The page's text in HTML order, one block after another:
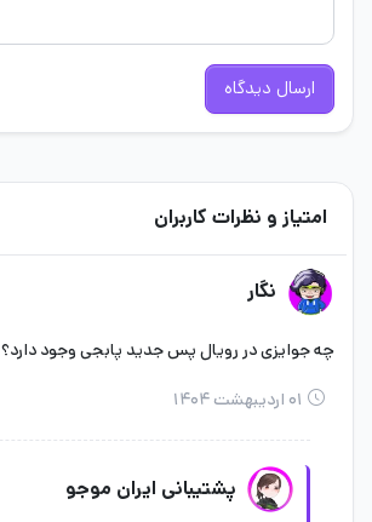
ارسال دیدگاه
امتیاز و نظرات کاربران
نگار
چه جوایزی در رویال پس جدید پابجی وجود دارد؟
۰۱ اردیبهشت ۱۴۰۴
پشتیبانی ایران موجو